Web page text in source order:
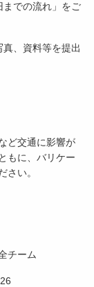
での流れ」をご
、資料等を提出
ど交通に影響が
もに、バリケー
さい。
チーム